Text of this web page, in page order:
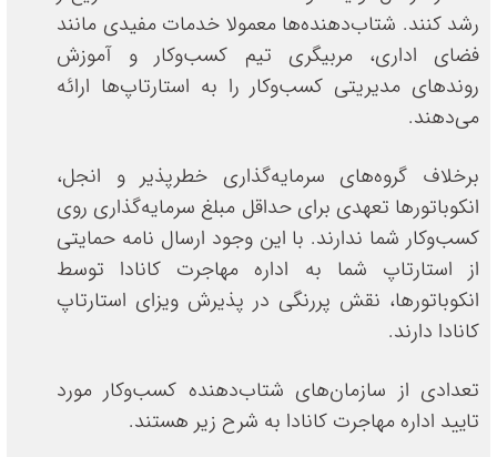
رشد کنند. شتاب‌دهنده‌ها معمولا خدمات مفیدی مانند
فضای اداری، مربیگری تیم کسب‌وکار و آموزش
روندهای مدیریتی کسب‌وکار را به استارتاپ‌ها ارائه
می‌دهند.
برخلاف گروه‌های سرمایه‌گذاری خطرپذیر و انجل،
انکوباتورها تعهدی برای حداقل مبلغ سرمایه‌گذاری روی
کسب‌وکار شما ندارند. با این وجود ارسال نامه حمایتی
از استارتاپ شما به اداره مهاجرت کانادا توسط
انکوباتورها، نقش پررنگی در پذیرش ویزای استارتاپ
کانادا دارند.
تعدادی از سازمان‌های شتاب‌دهنده کسب‌وکار مورد
تایید اداره مهاجرت کانادا به شرح زیر هستند.